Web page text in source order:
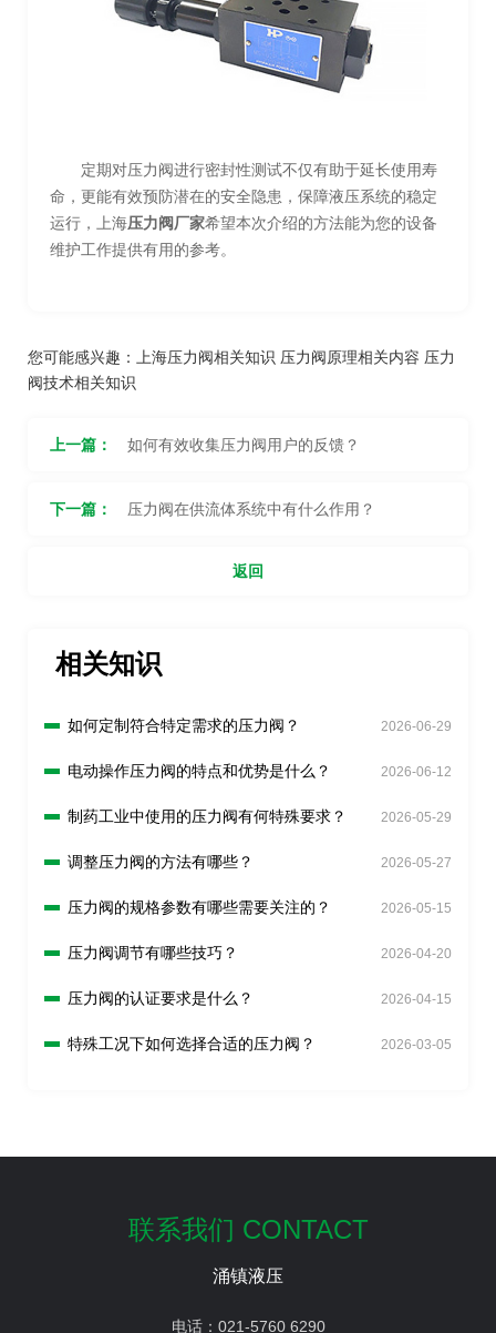
定期对压力阀进行密封性测试不仅有助于延长使用寿
命，更能有效预防潜在的安全隐患，保障液压系统的稳定
运行，上海压力阀厂家希望本次介绍的方法能为您的设备
维护工作提供有用的参考。
您可能感兴趣： 上海压力阀相关知识 压力阀原理相关内容 压力
阀技术相关知识
上一篇： 如何有效收集压力阀用户的反馈？
下一篇： 压力阀在供流体系统中有什么作用？
返回
相关知识
如何定制符合特定需求的压力阀？ 2026-06-29
电动操作压力阀的特点和优势是什么？ 2026-06-12
制药工业中使用的压力阀有何特殊要求？ 2026-05-29
调整压力阀的方法有哪些？ 2026-05-27
压力阀的规格参数有哪些需要关注的？ 2026-05-15
压力阀调节有哪些技巧？ 2026-04-20
压力阀的认证要求是什么？ 2026-04-15
特殊工况下如何选择合适的压力阀？ 2026-03-05
联系我们 CONTACT
涌镇液压
电话： 021-5760 6290